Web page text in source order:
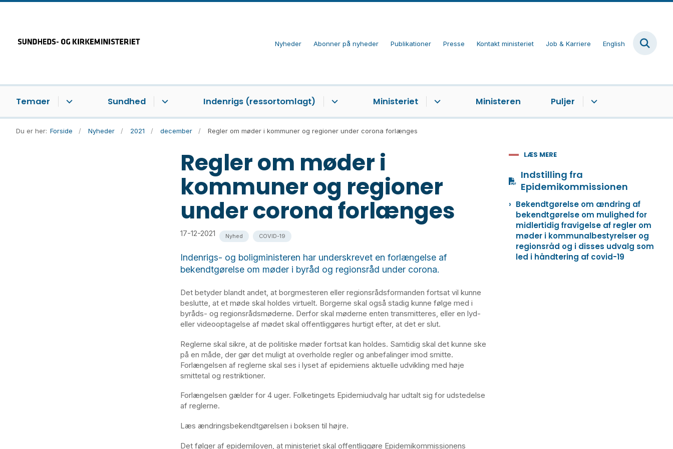
Nyheder Abonner på nyheder Publikationer Presse Kontakt ministeriet Job & Karriere English
Temaer Sundhed Indenrigs (ressortomlagt) Ministeriet Ministeren Puljer
Du er her: Forside Nyheder 2021 december Regler om møder i kommuner og regioner under corona forlænges
Regler om møder i
kommuner og regioner
under corona forlænges
17-12-2021 Nyhed COVID-19
Indenrigs- og boligministeren har underskrevet en forlængelse af
bekendtgørelse om møder i byråd og regionsråd under corona.
Det betyder blandt andet, at borgmesteren eller regionsrådsformanden fortsat vil kunne
beslutte, at et møde skal holdes virtuelt. Borgerne skal også stadig kunne følge med i
byråds- og regionsrådsmøderne. Derfor skal møderne enten transmitteres, eller en lyd-
eller videooptagelse af mødet skal offentliggøres hurtigt efter, at det er slut.
Reglerne skal sikre, at de politiske møder fortsat kan holdes. Samtidig skal det kunne ske
på en måde, der gør det muligt at overholde regler og anbefalinger imod smitte.
Forlængelsen af reglerne skal ses i lyset af epidemiens aktuelle udvikling med høje
smittetal og restriktioner.
Forlængelsen gælder for 4 uger. Folketingets Epidemiudvalg har udtalt sig for udstedelse
af reglerne.
Læs ændringsbekendtgørelsen i boksen til højre.
Det følger af epidemiloven, at ministeriet skal offentliggøre Epidemikommissionens
LÆS MERE
Indstilling fra
Epidemikommissionen
Bekendtgørelse om ændring af
bekendtgørelse om mulighed for
midlertidig fravigelse af regler om
møder i kommunalbestyrelser og
regionsråd og i disses udvalg som
led i håndtering af covid-19